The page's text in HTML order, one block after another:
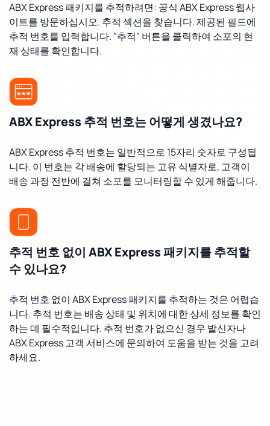
ABX Express 패키지를 추적하려면: 공식 ABX Express 웹사
이트를 방문하십시오. 추적 섹션을 찾습니다. 제공된 필드에
추적 번호를 입력합니다. "추적" 버튼을 클릭하여 소포의 현
재 상태를 확인합니다.
ABX Express 추적 번호는 어떻게 생겼나요?
ABX Express 추적 번호는 일반적으로 15자리 숫자로 구성됩
니다. 이 번호는 각 배송에 할당되는 고유 식별자로, 고객이
배송 과정 전반에 걸쳐 소포를 모니터링할 수 있게 해줍니다.
추적 번호 없이 ABX Express 패키지를 추적할
수 있나요?
추적 번호 없이 ABX Express 패키지를 추적하는 것은 어렵습
니다. 추적 번호는 배송 상태 및 위치에 대한 상세 정보를 확인
하는 데 필수적입니다. 추적 번호가 없으신 경우 발신자나
ABX Express 고객 서비스에 문의하여 도움을 받는 것을 고려
하세요.